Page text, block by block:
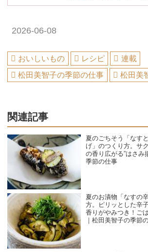
2026-06-08
おいしいもの レシピ
連載
松田美智子の季節の仕事
松田美
関連記事
夏のごちそう「なす
げ」のつくり方。サ
の香り広がる”はさみ
季節の仕事
夏のお漬物「なすの
方。ピリッとした辛
香りがやみつき！ご
｜松田美智子の季節